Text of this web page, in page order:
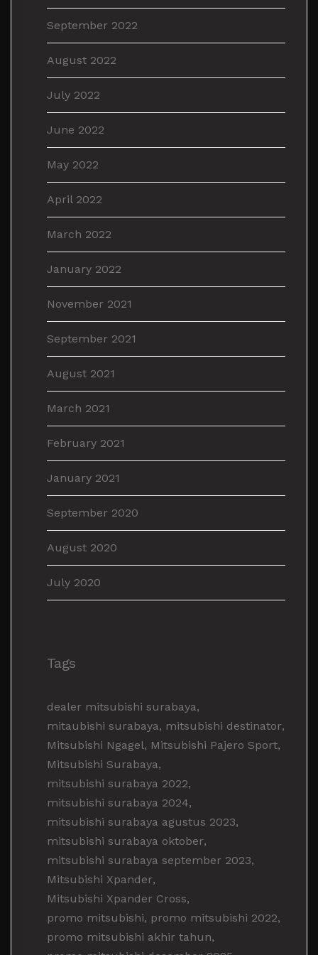
September 2022
August 2022
July 2022
June 2022
May 2022
April 2022
March 2022
January 2022
November 2021
September 2021
August 2021
March 2021
February 2021
January 2021
September 2020
August 2020
July 2020
Tags
dealer mitsubishi surabaya,
mitaubishi surabaya, mitsubishi destinator,
Mitsubishi Ngagel, Mitsubishi Pajero Sport,
Mitsubishi Surabaya,
mitsubishi surabaya 2022,
mitsubishi surabaya 2024,
mitsubishi surabaya agustus 2023,
mitsubishi surabaya oktober,
mitsubishi surabaya september 2023,
Mitsubishi Xpander,
Mitsubishi Xpander Cross,
promo mitsubishi, promo mitsubishi 2022,
promo mitsubishi akhir tahun,